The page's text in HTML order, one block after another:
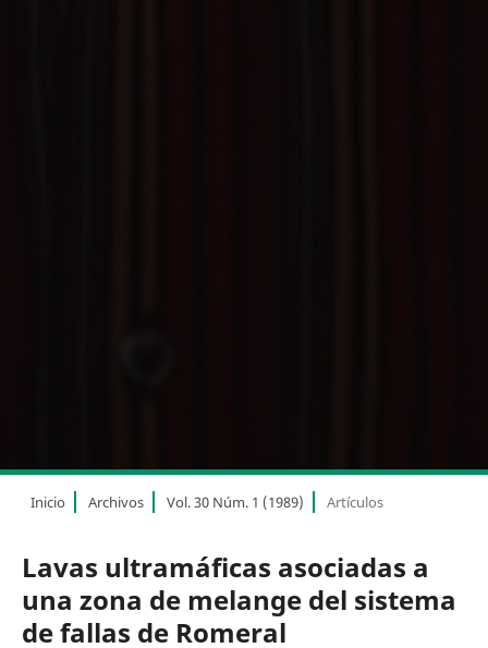
Inicio Archivos Vol. 30 Núm. 1 (1989) Artículos
Lavas ultramáficas asociadas a
una zona de melange del sistema
de fallas de Romeral